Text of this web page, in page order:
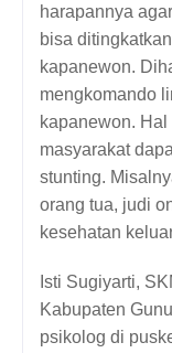
harapannya
bisa
kapanewon.
mengkomando
kapanewon.
masyarakat
stunting.
orang tua, judi
kesehatan
Isti Sugiyarti,
Kabupaten
psikolog di